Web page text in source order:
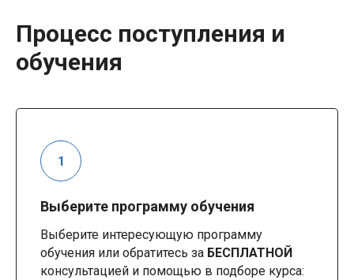
Процесс поступления и
обучения
Выберите программу обучения
Выберите интересующую программу
обучения или обратитесь за БЕСПЛАТНОЙ
консультацией и помощью в подборе курса: